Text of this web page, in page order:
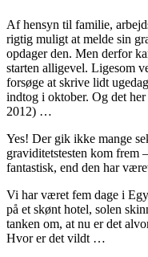
Af hensyn til familie,
rigtig muligt at melde sin
opdager den. Men derfor
starten alligevel. Ligesom
forsøge at skrive lidt
indtog i oktober. Og det
2012) …
Yes! Der gik ikke mange
graviditetstesten kom frem
fantastisk, end den har
Vi har været fem dage i
på et skønt hotel, solen
tanken om, at nu er det
Hvor er det vildt …